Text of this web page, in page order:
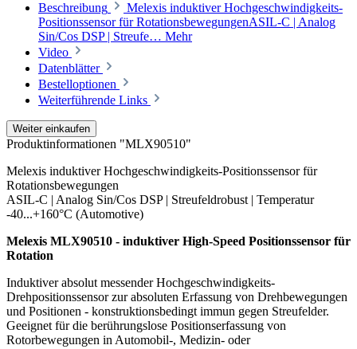
Beschreibung
Melexis induktiver Hochgeschwindigkeits-
Positionssensor für RotationsbewegungenASIL-C | Analog
Sin/Cos DSP | Streufe… Mehr
Video
Datenblätter
Bestelloptionen
Weiterführende Links
Weiter einkaufen
Produktinformationen "MLX90510"
Melexis induktiver Hochgeschwindigkeits-Positionssensor für
Rotationsbewegungen
ASIL-C | Analog Sin/Cos DSP | Streufeldrobust | Temperatur
-40...+160°C (Automotive)
Melexis MLX90510 - induktiver High-Speed Positionssensor für
Rotation
Induktiver absolut messender Hochgeschwindigkeits-
Drehpositionssensor zur absoluten Erfassung von Drehbewegungen
und Positionen - konstruktionsbedingt immun gegen Streufelder.
Geeignet für die berührungslose Positionserfassung von
Rotorbewegungen in Automobil-, Medizin- oder